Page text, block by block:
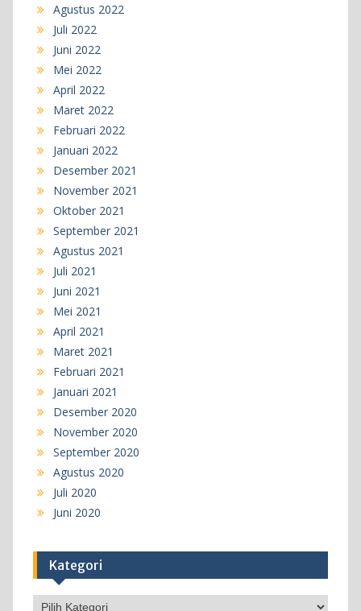
Agustus 2022
Juli 2022
Juni 2022
Mei 2022
April 2022
Maret 2022
Februari 2022
Januari 2022
Desember 2021
November 2021
Oktober 2021
September 2021
Agustus 2021
Juli 2021
Juni 2021
Mei 2021
April 2021
Maret 2021
Februari 2021
Januari 2021
Desember 2020
November 2020
September 2020
Agustus 2020
Juli 2020
Juni 2020
Kategori
Kategori